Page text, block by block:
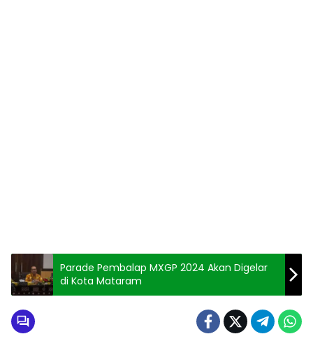
Parade Pembalap MXGP 2024 Akan Digelar
di Kota Mataram